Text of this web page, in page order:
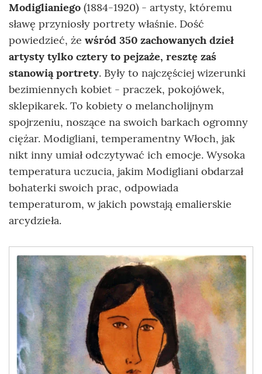
Modiglianiego (1884-1920) - artysty, któremu
sławę przyniosły portrety właśnie. Dość
powiedzieć, że wśród 350 zachowanych dzieł
artysty tylko cztery to pejzaże, resztę zaś
stanowią portrety. Były to najczęściej wizerunki
bezimiennych kobiet - praczek, pokojówek,
sklepikarek. To kobiety o melancholijnym
spojrzeniu, noszące na swoich barkach ogromny
ciężar. Modigliani, temperamentny Włoch, jak
nikt inny umiał odczytywać ich emocje. Wysoka
temperatura uczucia, jakim Modigliani obdarzał
bohaterki swoich prac, odpowiada
temperaturom, w jakich powstają emalierskie
arcydzieła.